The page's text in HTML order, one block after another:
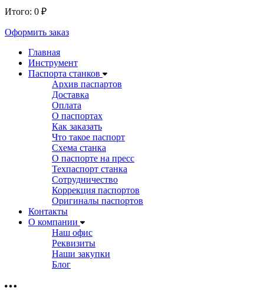
Итого: 0 ₽
Оформить заказ
Главная
Инструмент
Паспорта станков
Архив паспартов
Доставка
Оплата
О паспортах
Как заказать
Что такое паспорт
Схема станка
О паспорте на пресс
Техпаспорт станка
Сотрудничество
Коррекция паспортов
Оригиналы паспортов
Контакты
О компании
Наш офис
Реквизиты
Наши закупки
Блог